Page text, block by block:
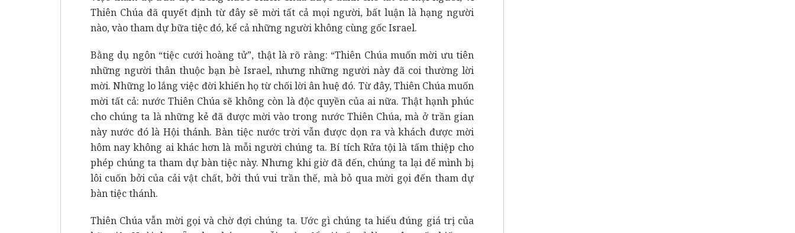
Thiên Chúa đã quyết định từ đây sẽ mời tất cả mọi người, bất luận là hạng người
nào, vào tham dự bữa tiệc đó, kể cả những người không cùng gốc Israel.
Bằng dụ ngôn “tiệc cưới hoàng tử”, thật là rõ ràng: “Thiên Chúa muốn mời ưu tiên
những người thân thuộc bạn bè Israel, nhưng những người này đã coi thường lời
mời. Những lo lắng việc đời khiến họ từ chối lời ân huệ đó. Từ đây, Thiên Chúa muốn
mời tất cả: nước Thiên Chúa sẽ không còn là độc quyền của ai nữa. Thật hạnh phúc
cho chúng ta là những kẻ đã được mời vào trong nước Thiên Chúa, mà ở trần gian
này nước đó là Hội thánh. Bàn tiệc nước trời vẫn được dọn ra và khách được mời
hôm nay không ai khác hơn là mỗi người chúng ta. Bí tích Rửa tội là tấm thiệp cho
phép chúng ta tham dự bàn tiệc này. Nhưng khi giờ đã đến, chúng ta lại để mình bị
lôi cuốn bởi của cải vật chất, bởi thú vui trần thế, mà bỏ qua mời gọi đến tham dự
bàn tiệc thánh.
Thiên Chúa vẫn mời gọi và chờ đợi chúng ta. Ước gì chúng ta hiểu đúng giá trị của